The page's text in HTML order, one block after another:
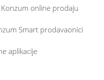
online prodaju
Smart prodavaonici
aplikacije